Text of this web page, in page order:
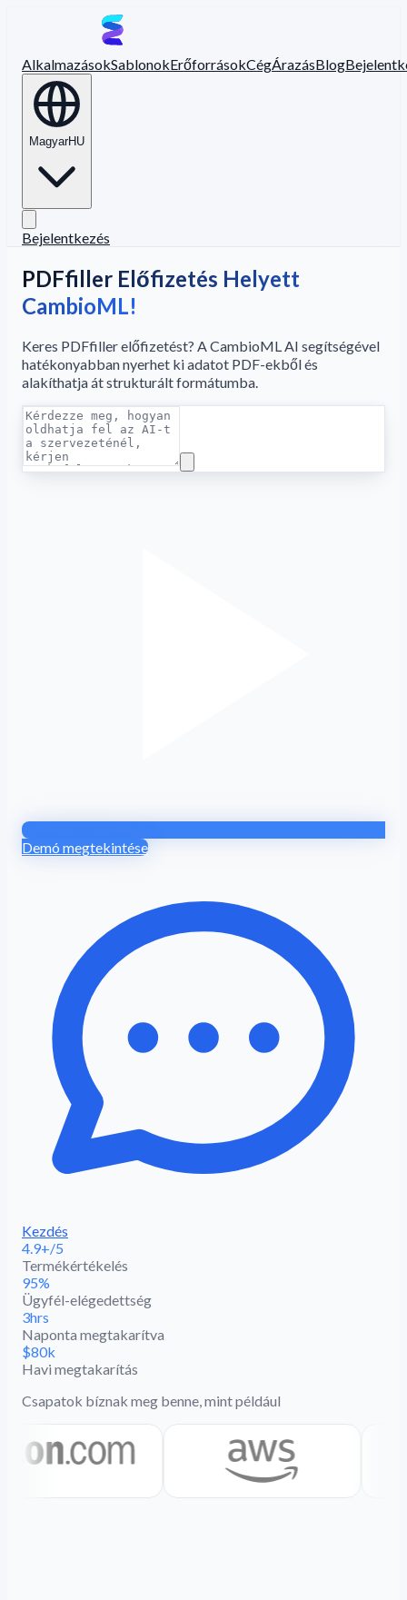
AlkalmazásokSablonokErőforrásokCégÁrazásBlog
MagyarHU
Bejelentkezés
PDFfiller Előfizetés Helyett
CambioML!
Keres PDFfiller előfizetést? A CambioML AI segítségével
hatékonyabban nyerhet ki adatot PDF-ekből és
alakíthatja át strukturált formátumba.
Demó megtekintése
Kezdés
4.9+/5
Termékértékelés
95%
Ügyfél-elégedettség
3hrs
Naponta megtakarítva
$80k
Havi megtakarítás
Csapatok bíznak meg benne, mint például